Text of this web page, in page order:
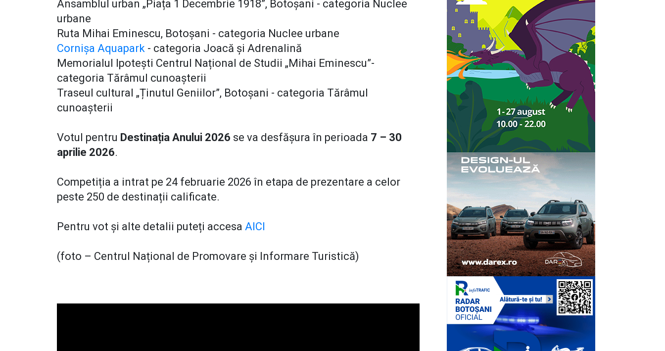
Ansamblul urban „Piața 1 Decembrie 1918”, Botoșani - categoria Nuclee
urbane
Ruta Mihai Eminescu, Botoșani - categoria Nuclee urbane
Cornișa Aquapark - categoria Joacă și Adrenalină
Memorialul Ipotești Centrul Național de Studii „Mihai Eminescu”-
categoria Tărâmul cunoașterii
Traseul cultural „Ținutul Geniilor”, Botoșani - categoria Tărâmul
cunoașterii
Votul pentru Destinația Anului 2026 se va desfășura în perioada 7 – 30
aprilie 2026.
Competiția a intrat pe 24 februarie 2026 în etapa de prezentare a celor
peste 250 de destinații calificate.
Pentru vot și alte detalii puteți accesa AICI
(foto – Centrul Național de Promovare și Informare Turistică)